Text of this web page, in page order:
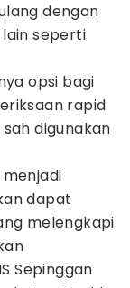
dengan
lain seperti
opsi bagi
rapid
digunakan
dapat
melengkapi
Sepinggan